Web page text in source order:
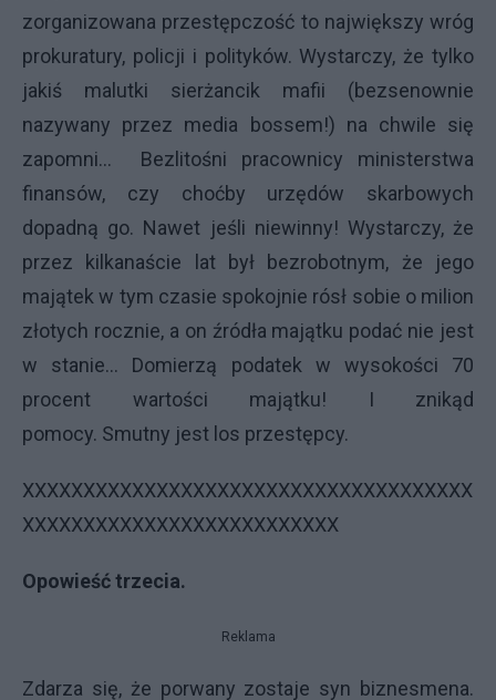
zorganizowana przestępczość to największy wróg
prokuratury, policji i polityków. Wystarczy, że tylko
jakiś malutki sierżancik mafii (bezsenownie
nazywany przez media bossem!) na chwile się
zapomni... Bezlitośni pracownicy ministerstwa
finansów, czy choćby urzędów skarbowych
dopadną go. Nawet jeśli niewinny! Wystarczy, że
przez kilkanaście lat był bezrobotnym, że jego
majątek w tym czasie spokojnie rósł sobie o milion
złotych rocznie, a on źródła majątku podać nie jest
w stanie... Domierzą podatek w wysokości 70
procent wartości majątku! I znikąd
pomocy. Smutny jest los przestępcy.
XXXXXXXXXXXXXXXXXXXXXXXXXXXXXXXXXXXXX
XXXXXXXXXXXXXXXXXXXXXXXXXX
Opowieść trzecia.
Reklama
Zdarza się, że porwany zostaje syn biznesmena.